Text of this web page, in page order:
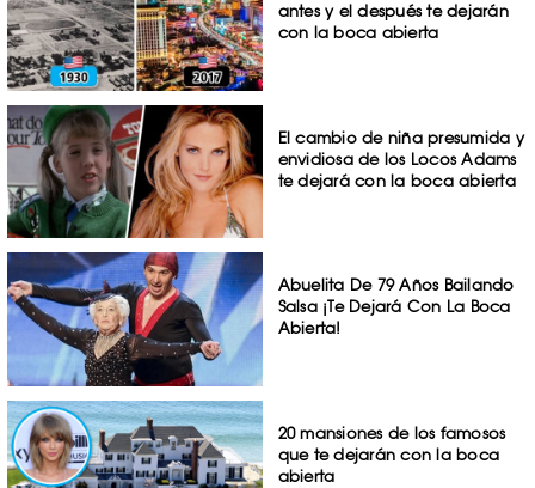
antes y el después te dejarán
con la boca abierta
El cambio de niña presumida y
envidiosa de los Locos Adams
te dejará con la boca abierta
Abuelita De 79 Años Bailando
Salsa ¡Te Dejará Con La Boca
Abierta!
20 mansiones de los famosos
que te dejarán con la boca
abierta